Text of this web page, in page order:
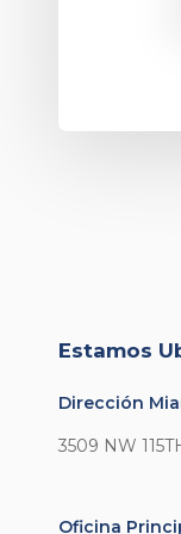
Estamos
Dirección
3509 NW
Oficina